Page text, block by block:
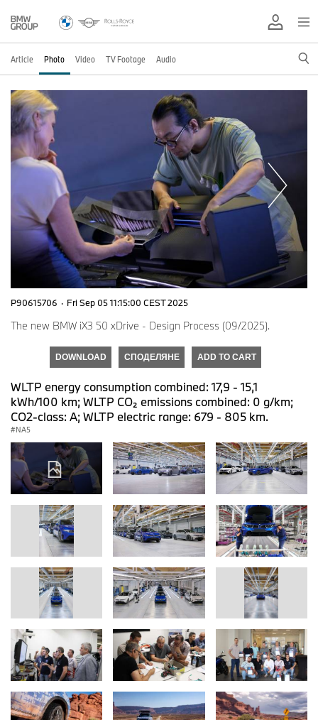
Article Photo Video TV Footage Audio
P90615706 · Fri Sep 05 11:15:00 CEST 2025
The new BMW iX3 50 xDrive - Design Process (09/2025).
DOWNLOAD СПОДЕЛЯНЕ ADD TO CART
WLTP energy consumption combined: 17,9 - 15,1
kWh/100 km; WLTP CO₂ emissions combined: 0 g/km;
CO2-class: A; WLTP electric range: 679 - 805 km.
NA5